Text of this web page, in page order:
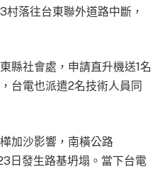
落往台東聯外道路中斷，
縣社會處，申請直升機送1名
台電也派遣2名技術人員同
加沙影響，南橫公路
日發生路基坍塌。當下台電